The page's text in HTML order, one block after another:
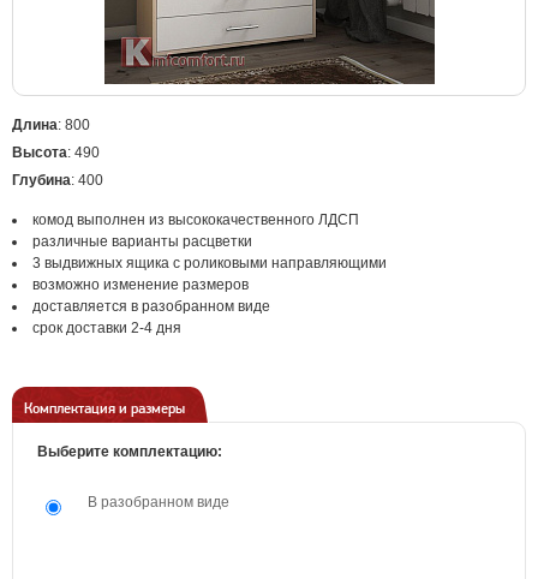
Длина: 800
Высота: 490
Глубина: 400
комод выполнен из высококачественного ЛДСП
различные варианты расцветки
3 выдвижных ящика с роликовыми направляющими
возможно изменение размеров
доставляется в разобранном виде
срок доставки 2-4 дня
Комплектация и размеры
Выберите комплектацию:
В разобранном виде